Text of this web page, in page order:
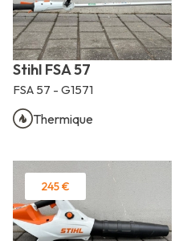
Stihl FSA 57
FSA 57 - G1571
Thermique
245 €